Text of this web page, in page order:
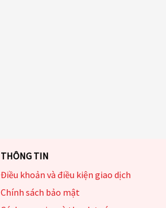
THÔNG TIN
Điều khoản và điều kiện giao dịch
Chính sách bảo mật